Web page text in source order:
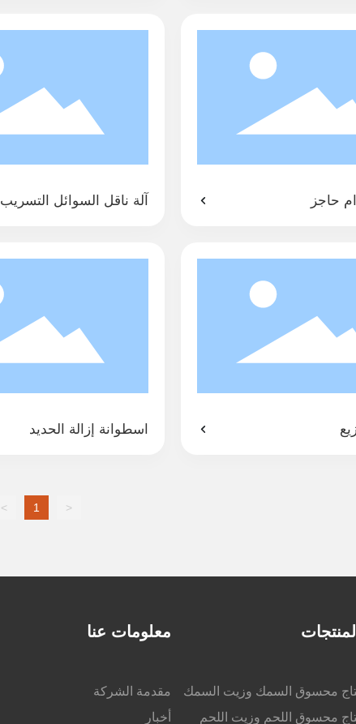
حاجز آلة ناقل السوائل التسريب
اسطوانة إزالة الحديد
<
1
>
محسوق السمك وزيت السمك
محسوق اللحم وزيت اللحم
معلومات عنا
مقدمة الشركة
أخبار